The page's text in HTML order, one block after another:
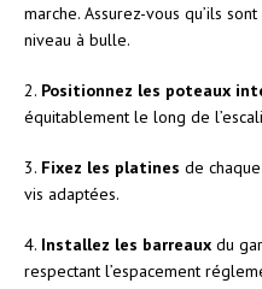
marche. Assurez-vous qu’ils
niveau à bulle.
2. Positionnez les poteaux
équitablement le long de
3. Fixez les platines de
vis adaptées.
4. Installez les barreaux du
respectant l’espacement